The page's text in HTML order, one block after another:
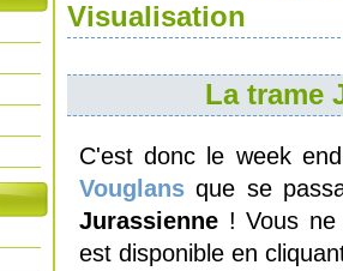
Visualisation
La trame
C'est donc le week
Vouglans que se
Jurassienne ! Vous
est disponible en